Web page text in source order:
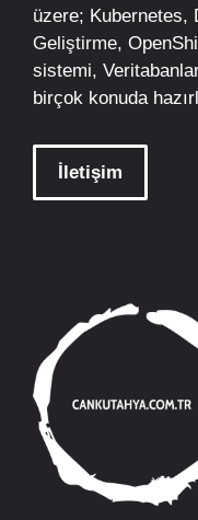
üzere; Kubernetes,
Geliştirme,
sistemi,
birçok konuda
İletişim